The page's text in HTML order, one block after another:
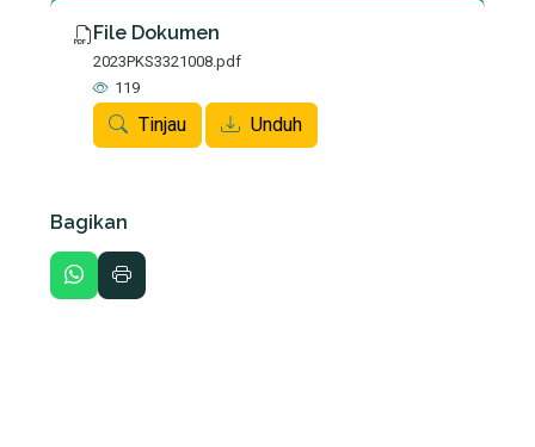
File Dokumen
2023PKS3321008.pdf
119
Tinjau Unduh
Bagikan